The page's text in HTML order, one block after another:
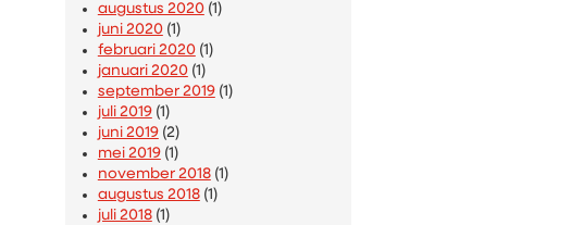
augustus 2020(1)
juni 2020(1)
februari 2020(1)
januari 2020(1)
september 2019(1)
juli 2019(1)
juni 2019(2)
mei 2019(1)
november 2018(1)
augustus 2018(1)
juli 2018(1)